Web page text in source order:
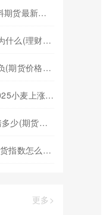
塑料期货pp1901(塑料期货最新行情)
理财产品能变期货吗为什么(理财产品能变期货吗为什么不能买)
期货价格为什么能为负(期货价格为什么能为负数呢)
小麦期货价格走势(2025小麦上涨最佳时间)
期货投资1万爆仓了赔多少(期货投资1万爆仓了赔多少钱)
原有期货指数(原有期货指数怎么算)
更多>